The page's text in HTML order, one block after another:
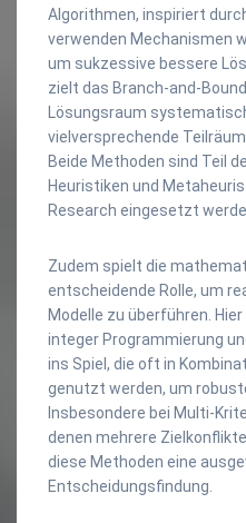
Algorithmen, inspiriert
verwenden Mechanismen
um sukzessive bessere
zielt das Branch-and-
Lösungsraum
vielversprechende
Beide Methoden sind Teil
Heuristiken und
Research eingesetzt
Zudem spielt die
entscheidende Rolle, um
Modelle zu überführen.
integer Programmierung
ins Spiel, die oft in
genutzt werden, um
Insbesondere bei Multi-
denen mehrere
diese Methoden eine
Entscheidungsfindung.